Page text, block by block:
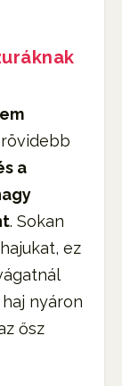
a
. Sokan
ez
nyáron
ősz